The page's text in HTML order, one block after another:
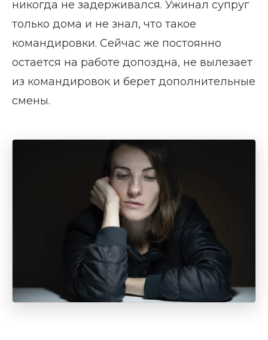
никогда не задерживался. Ужинал супруг
только дома и не знал, что такое
командировки. Сейчас же постоянно
остается на работе допоздна, не вылезает
из командировок и берет дополнительные
смены.